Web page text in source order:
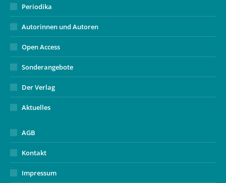
Periodika
Autorinnen und Autoren
Open Access
Sonderangebote
Der Verlag
Aktuelles
AGB
Kontakt
Impressum